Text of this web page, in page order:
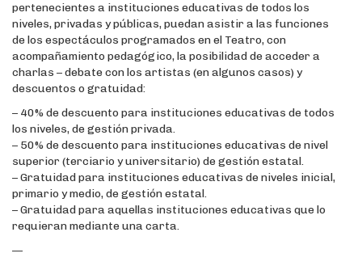
pertenecientes a instituciones educativas de todos los
niveles, privadas y públicas, puedan asistir a las funciones
de los espectáculos programados en el Teatro, con
acompañamiento pedagógico, la posibilidad de acceder a
charlas – debate con los artistas (en algunos casos) y
descuentos o gratuidad:
– 40% de descuento para instituciones educativas de todos
los niveles, de gestión privada.
– 50% de descuento para instituciones educativas de nivel
superior (terciario y universitario) de gestión estatal.
– Gratuidad para instituciones educativas de niveles inicial,
primario y medio, de gestión estatal.
– Gratuidad para aquellas instituciones educativas que lo
requieran mediante una carta.
—